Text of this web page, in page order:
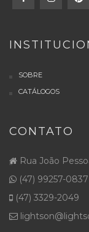
SOBRE
CATÁLOGOS
CONTATO
Rua João
(47) 99257-0837
(47) 3329-2049